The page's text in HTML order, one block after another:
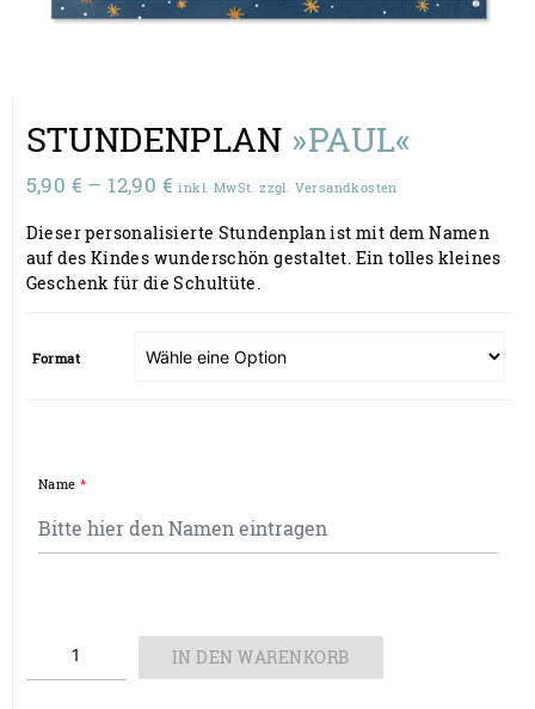
STUNDENPLAN »PAUL«
5,90 € – 12,90 €Preisspanne:
bis
12,90 €
inkl. MwSt. zzgl. Versandkosten
Dieser personalisierte Stundenplan ist mit dem Namen
auf des Kindes wunderschön gestaltet. Ein tolles kleines
Geschenk für die Schultüte.
Format
Name *
Stundenplan
IN DEN WARENKORB